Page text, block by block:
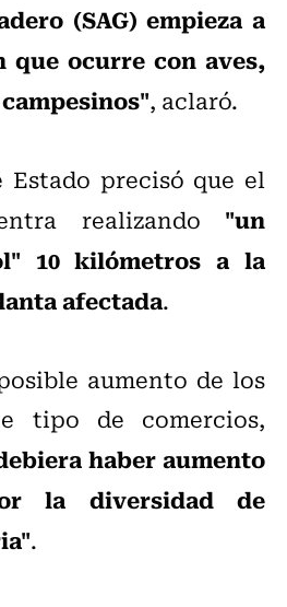
(SAG) empieza a
que ocurre con aves,
, aclaró.
Estado precisó que el
realizando "un
10 kilómetros a la
afectada.
aumento de los
tipo de comercios,
haber aumento
la diversidad de
.